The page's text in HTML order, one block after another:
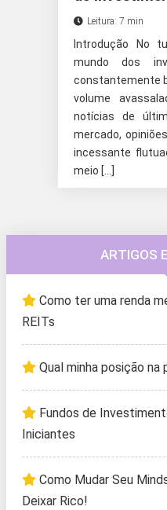
Leitura: 7 min
Introdução No
mundo dos
constantemente
volume
notícias de
mercado,
incessante
meio […]
ARTIGOS
Como ter uma renda
REITs
Qual minha posição na
Fundos de
Iniciantes
Como Mudar Seu
Deixar Rico!